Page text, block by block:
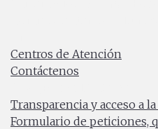
Centros de Atención
Contáctenos
Transparencia y acceso a
Formulario de peticiones,